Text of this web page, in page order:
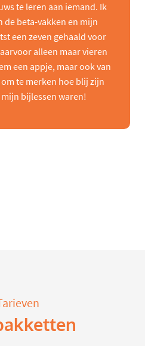
te leren aan iemand. Ik
de beta-vakken en mijn
een zeven gehaald voor
alleen maar vieren
een appje, maar ook van
te merken hoe blij zijn
bijlessen waren!